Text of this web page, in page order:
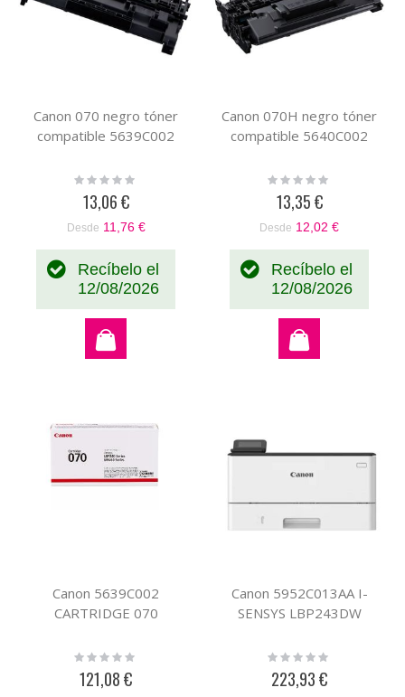
Canon 070 negro tóner
compatible 5639C002
Rating:
13,06 €
Desde 11,76 €
Recíbelo el
12/08/2026
Canon 070H negro tóner
compatible 5640C002
Rating:
13,35 €
Desde 12,02 €
Recíbelo el
12/08/2026
Canon 5639C002
CARTRIDGE 070
Rating:
121,08 €
Canon 5952C013AA I-
SENSYS LBP243DW
Rating:
223,93 €